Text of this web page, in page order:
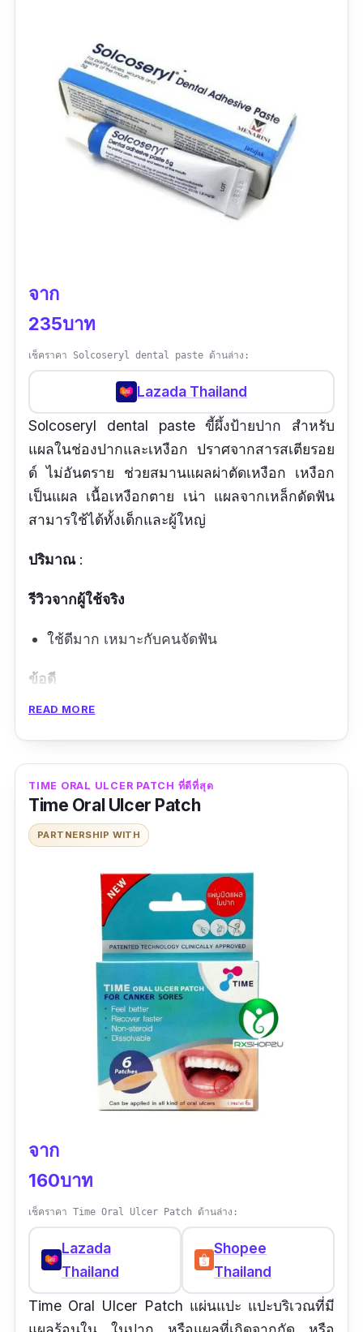
แผลหายเร็ว
รู้สึกเย็นขณะป้าย
ข้อเสีย
ปริมาณน้อย
จาก
235บาท
เช็คราคา Solcoseryl dental paste ด้านล่าง:
Lazada Thailand
Solcoseryl dental paste ขี้ผึ้งป้ายปาก สำหรับ
แผลในช่องปากและเหงือก ปราศจากสารสเตียรอย
ด์ ไม่อันตราย ช่วยสมานแผลผ่าตัดเหงือก เหงือก
เป็นแผล เนื้อเหงือกตาย เน่า แผลจากเหล็กดัดฟัน
สามารใช้ได้ทั้งเด็กและผู้ใหญ่
ปริมาณ:
รีวิวจากผู้ใช้จริง
ใช้ดีมาก เหมาะกับคนจัดฟัน
ข้อดี
เป็นขี้ผึ้ง
ข้อเสีย
READ MORE
TIME ORAL ULCER PATCH ที่ดีที่สุด
Time Oral Ulcer Patch
PARTNERSHIP WITH
จาก
160บาท
เช็คราคา Time Oral Ulcer Patch ด้านล่าง:
Lazada
Thailand
Shopee
Thailand
Time Oral Ulcer Patch แผ่นแปะ แปะบริเวณที่มี